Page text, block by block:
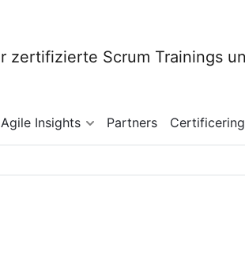
Agile Insights Partners Certificering